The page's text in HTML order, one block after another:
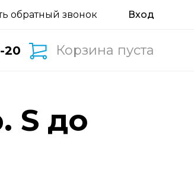
обратный звонок
20 Корзина пуста
S до